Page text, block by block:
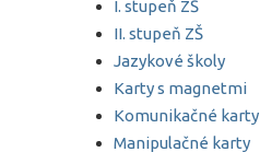
I. stupeň ZŠ
II. stupeň ZŠ
Jazykové školy
Karty s magnetmi
Komunikačné karty
Manipulačné karty